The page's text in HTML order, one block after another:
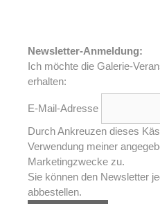
Newsletter-Anmeldung:
Ich möchte die Galerie-
erhalten:
E-Mail-Adresse
Durch Ankreuzen dieses
Verwendung meiner
Marketingzwecke zu.
Sie können den Newsletter
abbestellen.